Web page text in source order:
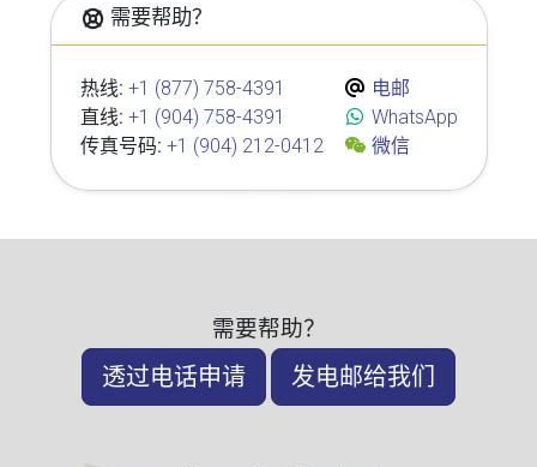
需要帮助？
热线: +1 (877) 758-4391
直线: +1 (904) 758-4391
传真号码: +1 (904) 212-0412
电邮
WhatsApp
微信
需要帮助？
透过电话申请 发电邮给我们